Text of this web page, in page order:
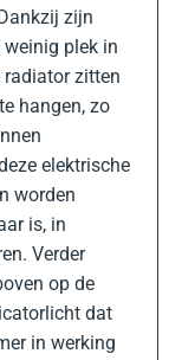
zijn
plek in
radiator zitten
hangen, zo
elektrische
worden
is, in
Verder
op de
dat
in werking